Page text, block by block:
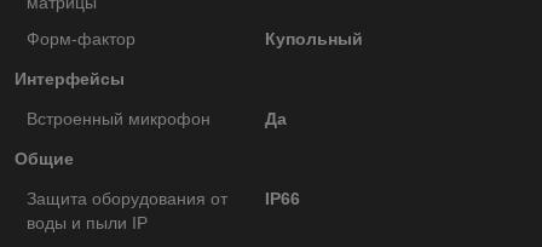
Форм-фактор Купольный
Интерфейсы
Встроенный микрофон Да
Общие
Защита оборудования от
воды и пыли IP
IP66